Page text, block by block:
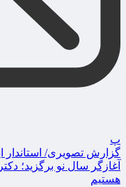
پ
گزارش تصویری/ استاندار
آغازگر سال نو برگزید؛
هستیم